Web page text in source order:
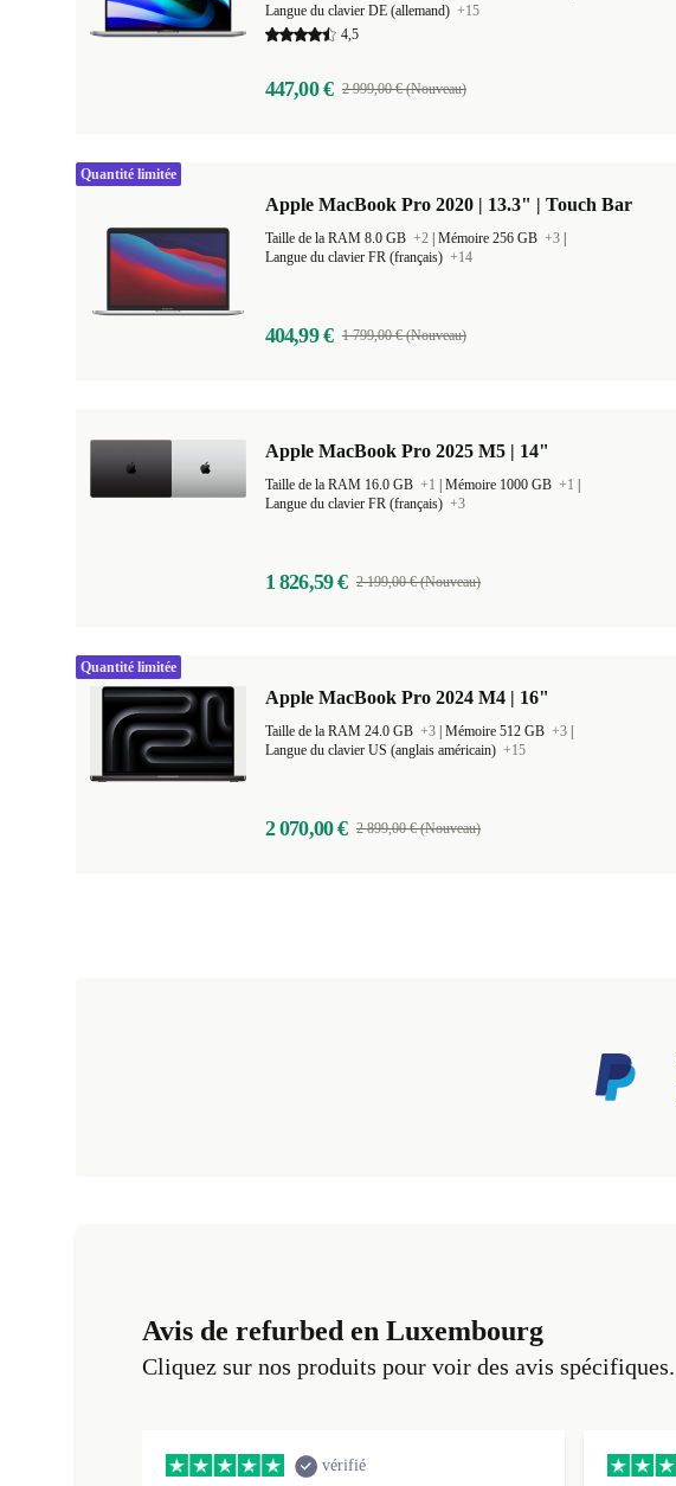
Langue du clavier DE (allemand) +15
4,5
447,00 € 2 999,00 € (Nouveau)
Apple MacBook Pro 2020 | 13.3" | Touch Bar
Taille de la RAM 8.0 GB +2 Mémoire 256 GB +3
Langue du clavier FR (français) +14
404,99 € 1 799,00 € (Nouveau)
Quantité limitée
Apple MacBook Pro 2025 M5 | 14"
Taille de la RAM 16.0 GB +1 Mémoire 1000 GB +1
Langue du clavier FR (français) +3
1 826,59 € 2 199,00 € (Nouveau)
Apple MacBook Pro 2024 M4 | 16"
Taille de la RAM 24.0 GB +3 Mémoire 512 GB +3
Langue du clavier US (anglais américain) +15
2 070,00 € 2 899,00 € (Nouveau)
Quantité limitée
Avis de refurbed en Luxembourg
Cliquez sur nos produits pour voir des avis spécifiques.
vérifié